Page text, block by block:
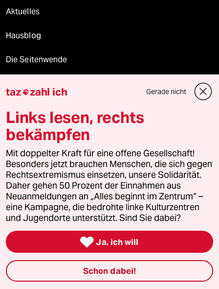
Aktuelles
Hausblog
Die Seitenwende
Unterstützen
abo
genossenschaft
taz zahl ich
recherchefonds ausland
panterstiftung
taz zahl ich Gerade nicht
Links lesen, rechts
bekämpfen
Mit doppelter Kraft für eine offene Gesellschaft!
Besonders jetzt brauchen Menschen, die sich gegen
Rechtsextremismus einsetzen, unsere Solidarität.
Daher gehen 50 Prozent der Einnahmen aus
Neuanmeldungen an „Alles beginnt im Zentrum“ –
eine Kampagne, die bedrohte linke Kulturzentren
und Jugendorte unterstützt. Sind Sie dabei?
 Ja, ich will
Schon dabei!